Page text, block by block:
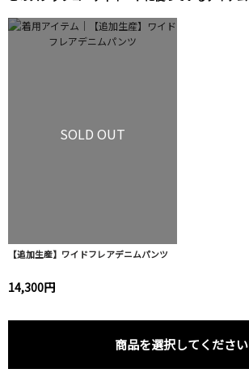
SOLD OUT
【追加生産】ワイドフレアデニムパンツ
14,300円
商品を選択してください